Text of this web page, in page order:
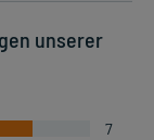
unserer
7